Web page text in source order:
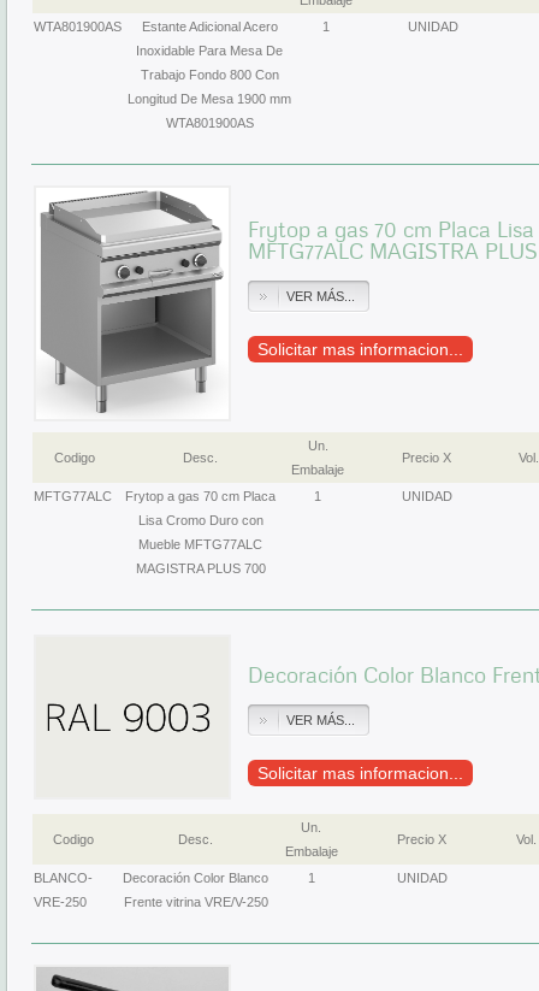
WTA801900AS
Estante Adicional Acero
Inoxidable Para Mesa De
Trabajo Fondo 800 Con
Longitud De Mesa 1900 mm
WTA801900AS
1 UNIDAD
Frytop a gas 70 cm Placa
MFTG77ALC MAGISTRA
VER MÁS...
Solicitar mas informacion...
Codigo Desc.
Un.
Embalaje
Precio X Vol.
MFTG77ALC
Frytop a gas 70 cm Placa
Lisa Cromo Duro con
Mueble MFTG77ALC
MAGISTRA PLUS 700
1 UNIDAD
Decoración Color Blanco
VER MÁS...
Solicitar mas informacion...
Codigo Desc.
Un.
Embalaje
Precio X Vol.
BLANCO-
VRE-250
Decoración Color Blanco
Frente vitrina VRE/V-250
1 UNIDAD